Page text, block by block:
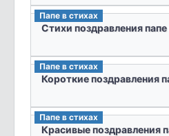
Папе в стихах
Стихи поздравления
Папе в стихах
Короткие поздравления
Папе в стихах
Красивые поздравления